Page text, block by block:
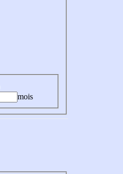
mois